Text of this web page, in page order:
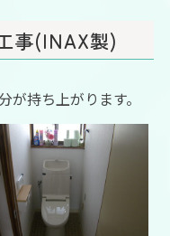
事(INAX製)
が持ち上がります。